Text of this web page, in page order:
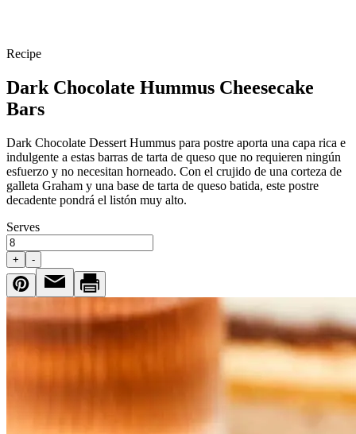
Recipe
Dark Chocolate Hummus Cheesecake
Bars
Dark Chocolate Dessert Hummus para postre aporta una capa rica e
indulgente a estas barras de tarta de queso que no requieren ningún
esfuerzo y no necesitan horneado. Con el crujido de una corteza de
galleta Graham y una base de tarta de queso batida, este postre
decadente pondrá el listón muy alto.
Serves
+ -